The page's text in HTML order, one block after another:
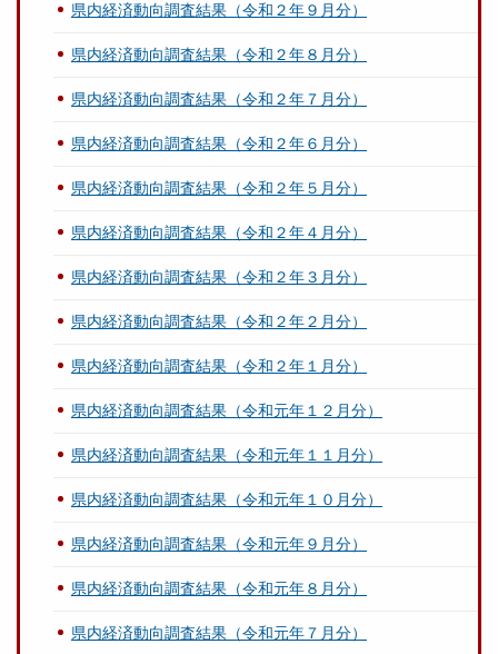
県内経済動向調査結果（令和２年９月分）
県内経済動向調査結果（令和２年８月分）
県内経済動向調査結果（令和２年７月分）
県内経済動向調査結果（令和２年６月分）
県内経済動向調査結果（令和２年５月分）
県内経済動向調査結果（令和２年４月分）
県内経済動向調査結果（令和２年３月分）
県内経済動向調査結果（令和２年２月分）
県内経済動向調査結果（令和２年１月分）
県内経済動向調査結果（令和元年１２月分）
県内経済動向調査結果（令和元年１１月分）
県内経済動向調査結果（令和元年１０月分）
県内経済動向調査結果（令和元年９月分）
県内経済動向調査結果（令和元年８月分）
県内経済動向調査結果（令和元年７月分）